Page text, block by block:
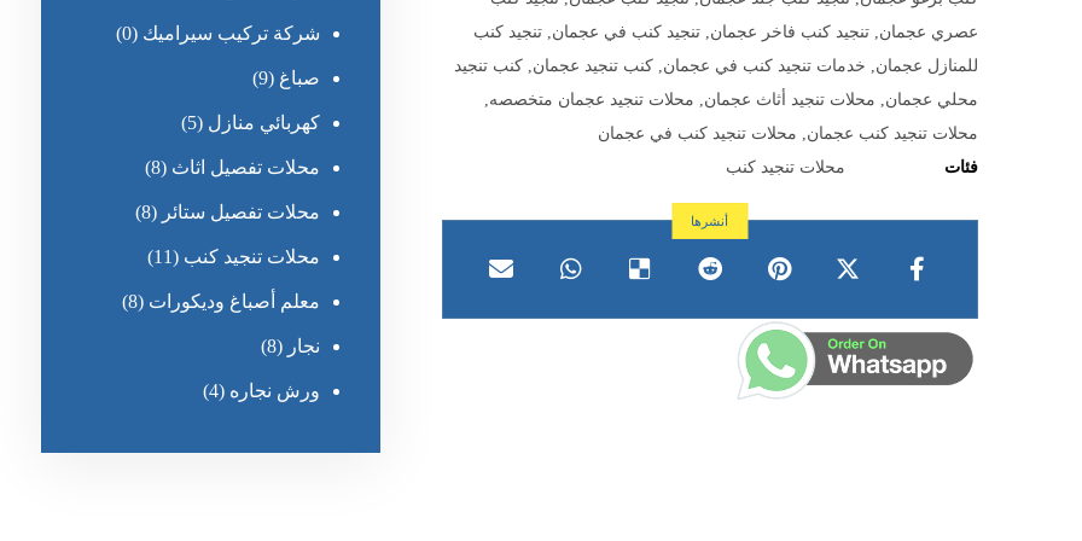
عصري عجمان ,تنجيد كنب فاخر عجمان ,تنجيد كنب في عجمان ,تنجيد كنب
للمنازل عجمان
خدمات تنجيد كنب في عجمان ,كنب تنجيد عجمان ,كنب تنجيد
محلي عجمان
محلات تنجيد أثاث عجمان محلات تنجيد عجمان متخصصه
محلات تنجيد كنب عجمان
محلات تنجيد كنب في عجمان
فئات
محلات تنجيد كنب
شركة تركيب سيراميك (0)
صباغ (9)
كهربائي منازل (5)
محلات تفصيل اثاث (8)
محلات تفصيل ستائر (8)
محلات تنجيد كنب (11)
معلم أصباغ وديكورات (8)
نجار (8)
ورش نجاره (4)